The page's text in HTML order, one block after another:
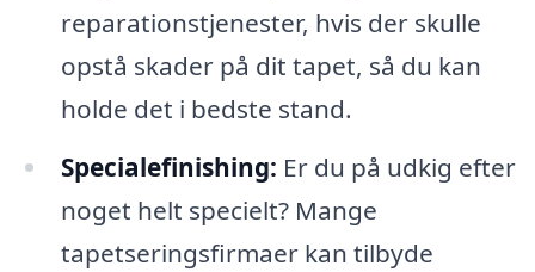
reparationstjenester, hvis der skulle
opstå skader på dit tapet, så du kan
holde det i bedste stand.
Specialefinishing: Er du på udkig efter
noget helt specielt? Mange
tapetseringsfirmaer kan tilbyde